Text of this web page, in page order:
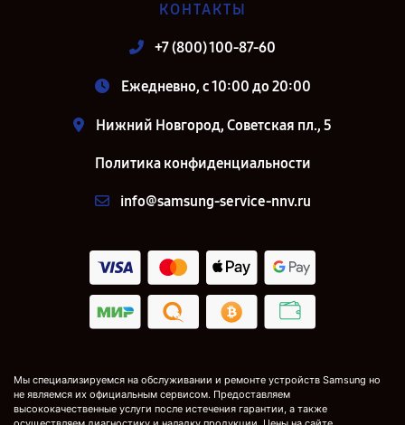
КОНТАКТЫ
+7 (800) 100-87-60
Ежедневно, с 10:00 до 20:00
Нижний Новгород, Советская пл., 5
Политика конфиденциальности
info@samsung-service-nnv.ru
Мы специализируемся на обслуживании и ремонте устройств Samsung но
не являемся их официальным сервисом. Предоставляем
высококачественные услуги после истечения гарантии, а также